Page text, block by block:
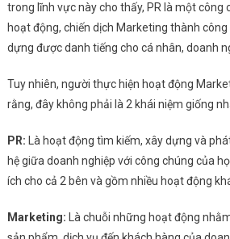
trong lĩnh vực này cho thấy, PR là một công
hoạt động, chiến dịch Marketing thành công
dựng được danh tiếng cho cá nhân, doanh
Tuy nhiên, người thực hiện hoạt động
rằng, đây không phải là 2 khái niệm giống
PR: Là hoạt động tìm kiếm, xây dựng và
hệ giữa doanh nghiệp với công chúng của
ích cho cả 2 bên và gồm nhiều hoạt động
Marketing:
Là chuỗi những hoạt động